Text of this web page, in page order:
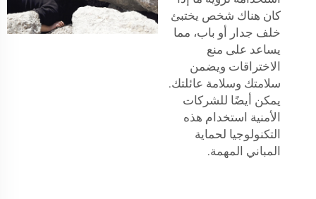
كان هناك شخص يختبئ
خلف جدار أو باب، مما
يساعد على منع
الاختراقات ويضمن
سلامتك وسلامة عائلتك.
يمكن أيضًا للشركات
الأمنية استخدام هذه
التكنولوجيا لحماية
المباني المهمة.